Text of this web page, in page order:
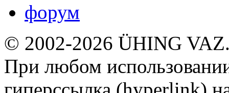
форум
© 2002-2026 ÜHING
При любом